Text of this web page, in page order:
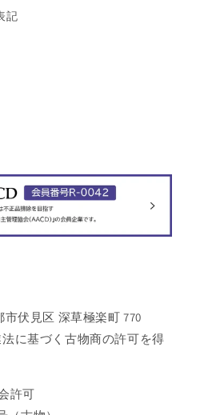
記
市伏見区 深草極楽町 770
に基づく古物商の許可を得
許可